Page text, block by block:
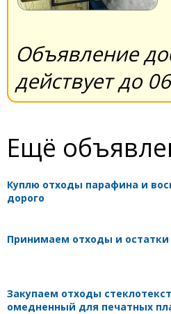
Объявление
действует до
Ещё
Куплю отходы парафина и
дорого
Принимаем отходы и
Закупаем отходы
омедненный для печатных